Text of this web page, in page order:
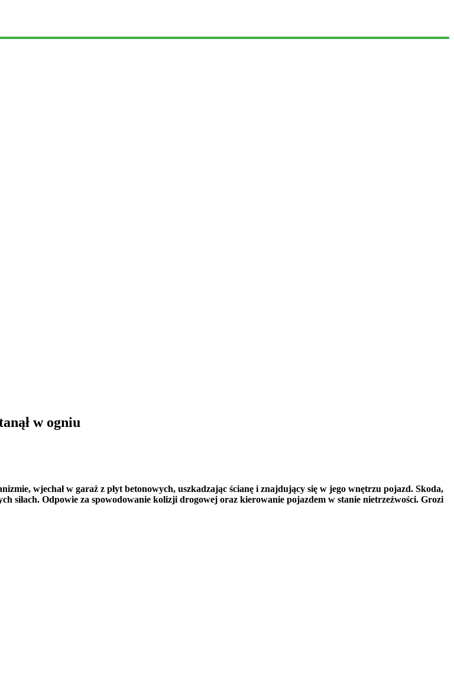
w ogniu
wjechał w garaż z płyt betonowych, uszkadzając ścianę i znajdujący się w jego wnętrzu pojazd. Skoda,
siłach. Odpowie za spowodowanie kolizji drogowej oraz kierowanie pojazdem w stanie nietrzeźwości. Grozi